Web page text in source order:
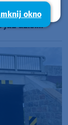
już dziś.
okno